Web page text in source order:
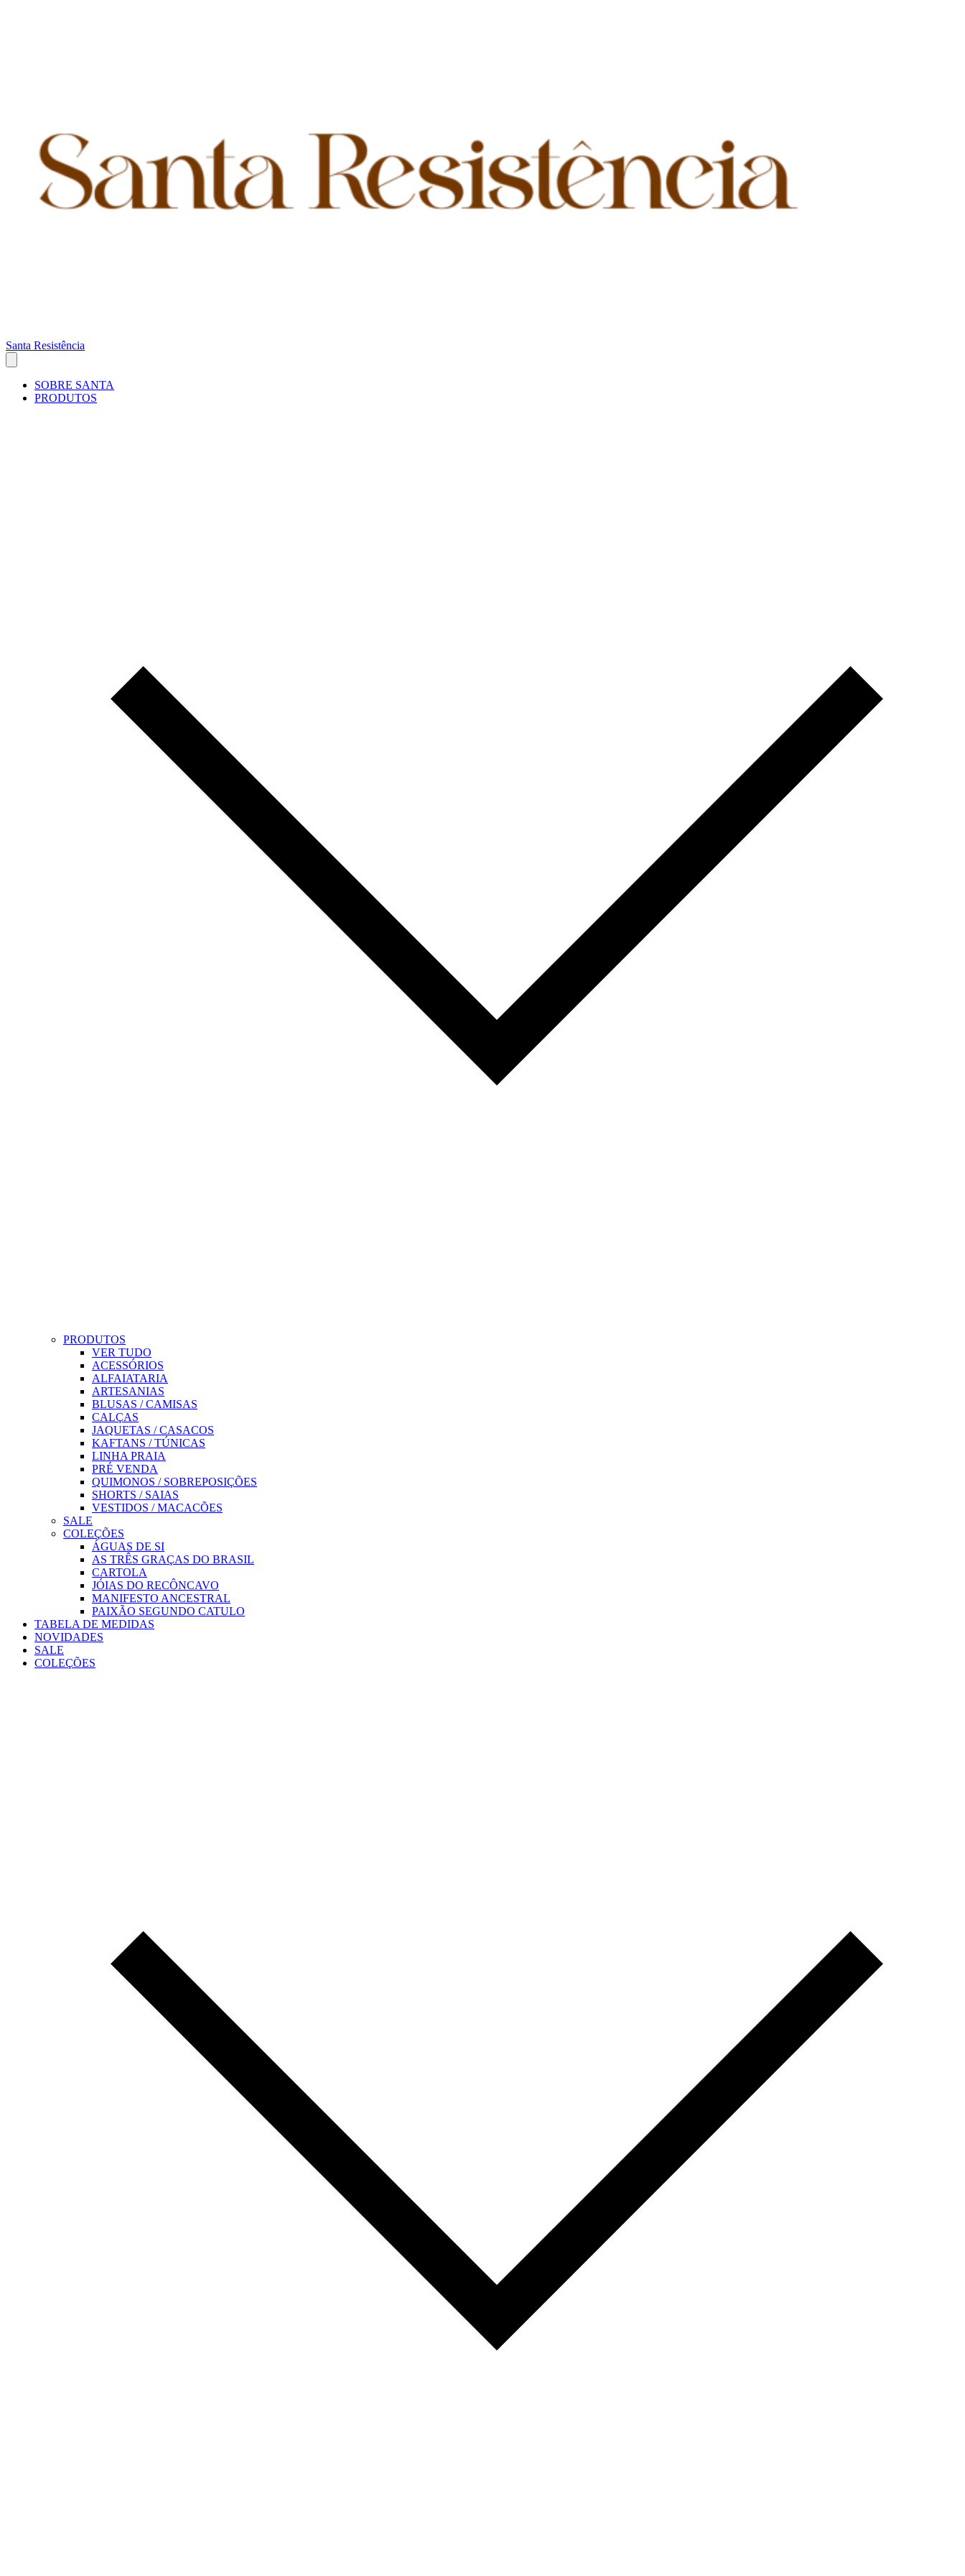
Santa Resistência
SOBRE SANTA
PRODUTOS
PRODUTOS
VER TUDO
ACESSÓRIOS
ALFAIATARIA
ARTESANIAS
BLUSAS / CAMISAS
CALÇAS
JAQUETAS / CASACOS
KAFTANS / TÚNICAS
LINHA PRAIA
PRÉ VENDA
QUIMONOS / SOBREPOSIÇÕES
SHORTS / SAIAS
VESTIDOS / MACACÕES
SALE
COLEÇÕES
ÁGUAS DE SI
AS TRÊS GRAÇAS DO BRASIL
CARTOLA
JÓIAS DO RECÔNCAVO
MANIFESTO ANCESTRAL
PAIXÃO SEGUNDO CATULO
TABELA DE MEDIDAS
NOVIDADES
SALE
COLEÇÕES